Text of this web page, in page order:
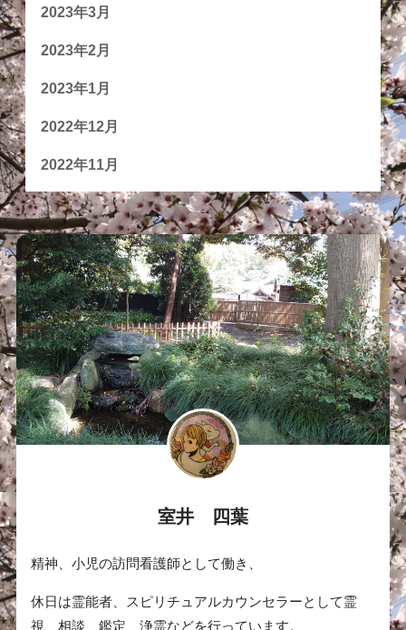
2023年3月
2023年2月
2023年1月
2022年12月
2022年11月
室井 四葉
精神、小児の訪問看護師として働き、
休日は霊能者、スピリチュアルカウンセラーとして霊
視、相談、鑑定、浄霊などを行っています。